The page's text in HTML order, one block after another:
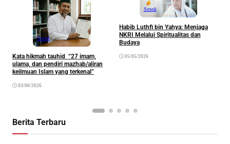
Sosok
Kata hikmah tauhid “27 imam,
ulama, dan pendiri mazhab/aliran
keilmuan Islam yang terkenal”
03/06/2026
Sosok
Habib Luthfi bin Yahya: Menjaga
NKRI Melalui Spiritualitas dan
Budaya
05/05/2026
Berita Terbaru